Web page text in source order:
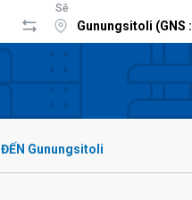
Sẽ
ĐẾN Gunungsitoli